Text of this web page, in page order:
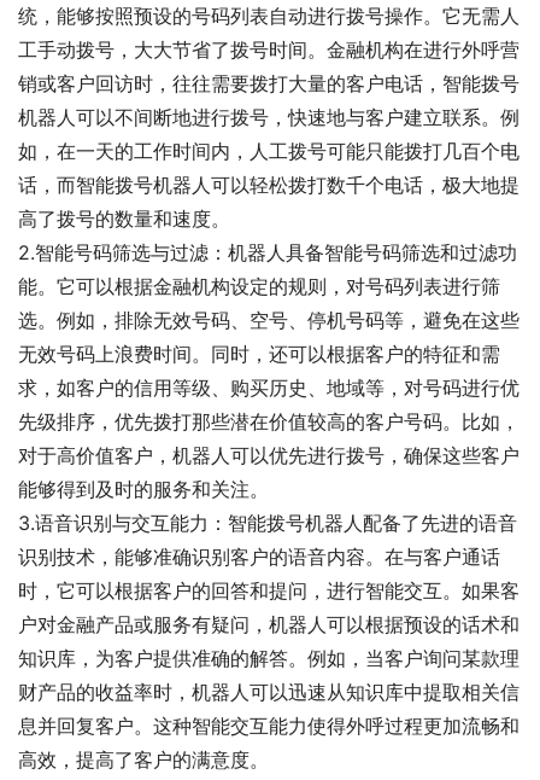
统，能够按照预设的号码列表自动进行拨号操作。它无需人
工手动拨号，大大节省了拨号时间。金融机构在进行外呼营
销或客户回访时，往往需要拨打大量的客户电话，智能拨号
机器人可以不间断地进行拨号，快速地与客户建立联系。例
如，在一天的工作时间内，人工拨号可能只能拨打几百个电
话，而智能拨号机器人可以轻松拨打数千个电话，极大地提
高了拨号的数量和速度。
2.智能号码筛选与过滤：机器人具备智能号码筛选和过滤功
能。它可以根据金融机构设定的规则，对号码列表进行筛
选。例如，排除无效号码、空号、停机号码等，避免在这些
无效号码上浪费时间。同时，还可以根据客户的特征和需
求，如客户的信用等级、购买历史、地域等，对号码进行优
先级排序，优先拨打那些潜在价值较高的客户号码。比如，
对于高价值客户，机器人可以优先进行拨号，确保这些客户
能够得到及时的服务和关注。
3.语音识别与交互能力：智能拨号机器人配备了先进的语音
识别技术，能够准确识别客户的语音内容。在与客户通话
时，它可以根据客户的回答和提问，进行智能交互。如果客
户对金融产品或服务有疑问，机器人可以根据预设的话术和
知识库，为客户提供准确的解答。例如，当客户询问某款理
财产品的收益率时，机器人可以迅速从知识库中提取相关信
息并回复客户。这种智能交互能力使得外呼过程更加流畅和
高效，提高了客户的满意度。